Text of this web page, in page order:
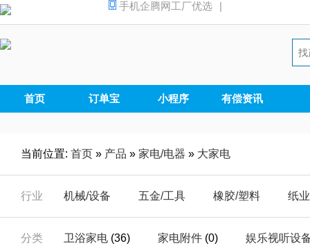
手机企腾网工厂优选 |
首页 订单宝 小程序 有偿资讯
当前位置: 首页 » 产品 » 家电/电器 » 大家电
行业 机械/设备 五金/工具 橡胶/塑料 纸
汽摩/配件 家电/电器 安全/防护 能
分类 卫浴家电 (36) 家电附件 (0) 娱乐视听设